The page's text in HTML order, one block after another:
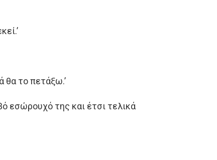
θα το πετάξω.’
εσώρουχό της και έτσι τελικά